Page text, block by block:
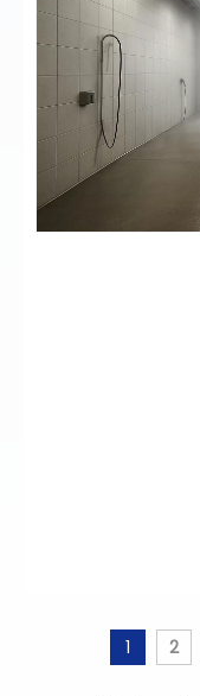
1 2